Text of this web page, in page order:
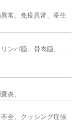
常、免疫異常、寄生
ンパ腫、骨肉腫、
炎、
全、クッシング症候